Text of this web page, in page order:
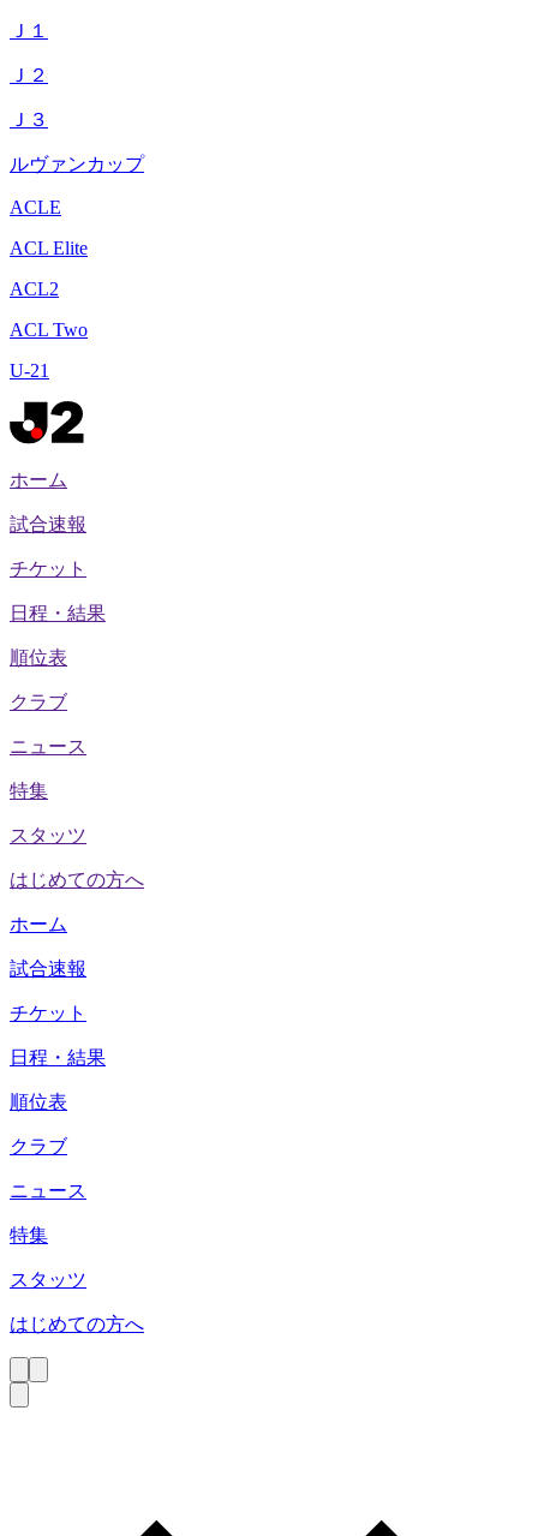
Ｊ１
Ｊ２
Ｊ３
ルヴァンカップ
ACLE
ACL Elite
ACL2
ACL Two
U-21
ホーム
試合速報
チケット
日程・結果
順位表
クラブ
ニュース
特集
スタッツ
はじめての方へ
ホーム
試合速報
チケット
日程・結果
順位表
クラブ
ニュース
特集
スタッツ
はじめての方へ